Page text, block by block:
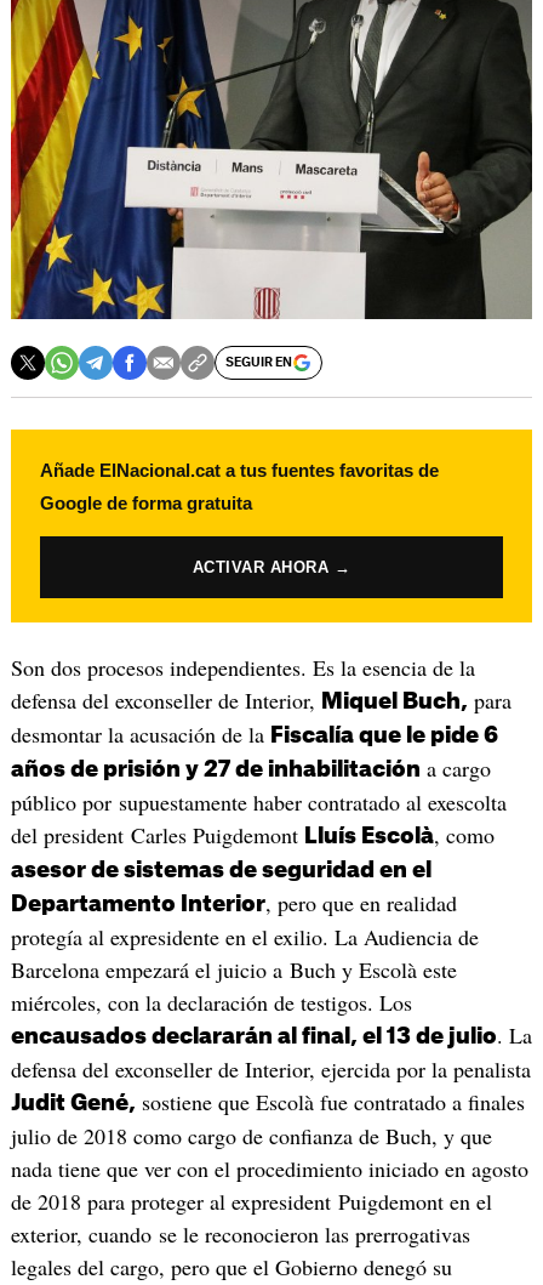
SEGUIR EN
Añade ElNacional.cat a tus fuentes favoritas de
Google de forma gratuita
ACTIVAR AHORA →
Son dos procesos independientes. Es la esencia de la
defensa del exconseller de Interior, Miquel Buch, para
desmontar la acusación de la Fiscalía que le pide 6
años de prisión y 27 de inhabilitación a cargo
público por supuestamente haber contratado al exescolta
del president Carles Puigdemont Lluís Escolà, como
asesor de sistemas de seguridad en el
Departamento Interior, pero que en realidad
protegía al expresidente en el exilio. La Audiencia de
Barcelona empezará el juicio a Buch y Escolà este
miércoles, con la declaración de testigos. Los
encausados declararán al final, el 13 de julio. La
defensa del exconseller de Interior, ejercida por la penalista
Judit Gené, sostiene que Escolà fue contratado a finales
julio de 2018 como cargo de confianza de Buch, y que
nada tiene que ver con el procedimiento iniciado en agosto
de 2018 para proteger al expresident Puigdemont en el
exterior, cuando se le reconocieron las prerrogativas
legales del cargo, pero que el Gobierno denegó su